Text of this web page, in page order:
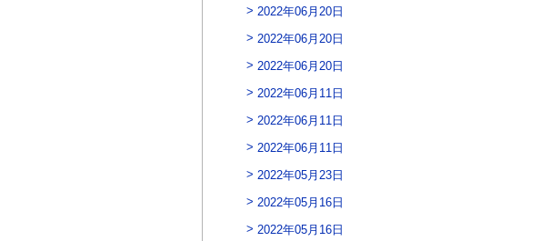
2022年06月20日
2022年06月20日
2022年06月20日
2022年06月11日
2022年06月11日
2022年06月11日
2022年05月23日
2022年05月16日
2022年05月16日